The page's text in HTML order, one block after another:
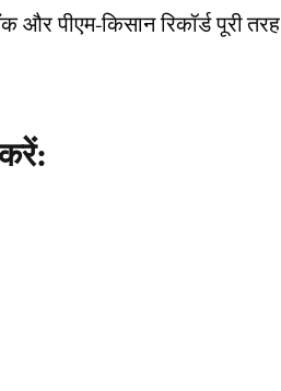
पीएम-किसान रिकॉर्ड पूरी तरह